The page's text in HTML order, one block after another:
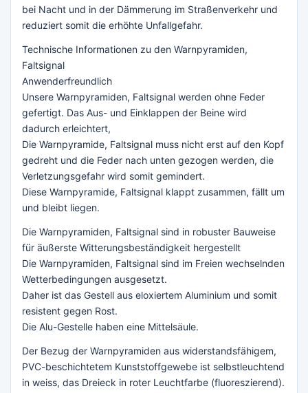
bei Nacht und in der Dämmerung im Straßenverkehr und
reduziert somit die erhöhte Unfallgefahr.
Technische Informationen zu den Warnpyramiden,
Faltsignal
Anwenderfreundlich
Unsere Warnpyramiden, Faltsignal werden ohne Feder
gefertigt. Das Aus- und Einklappen der Beine wird
dadurch erleichtert,
Die Warnpyramide, Faltsignal muss nicht erst auf den Kopf
gedreht und die Feder nach unten gezogen werden, die
Verletzungsgefahr wird somit gemindert.
Diese Warnpyramide, Faltsignal klappt zusammen, fällt um
und bleibt liegen.
Die Warnpyramiden, Faltsignal sind in robuster Bauweise
für äußerste Witterungsbeständigkeit hergestellt
Die Warnpyramiden, Faltsignal sind im Freien wechselnden
Wetterbedingungen ausgesetzt.
Daher ist das Gestell aus eloxiertem Aluminium und somit
resistent gegen Rost.
Die Alu-Gestelle haben eine Mittelsäule.
Der Bezug der Warnpyramiden aus widerstandsfähigem,
PVC-beschichtetem Kunststoffgewebe ist selbstleuchtend
in weiss, das Dreieck in roter Leuchtfarbe (fluoreszierend).